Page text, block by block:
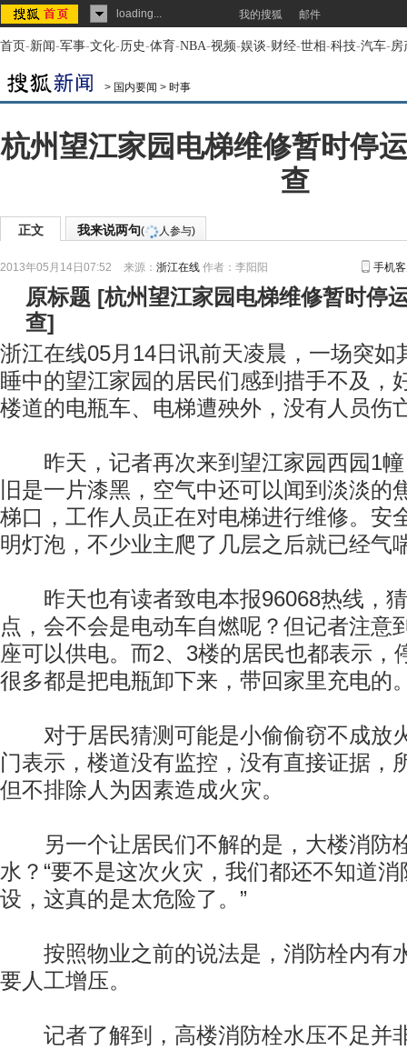
loading... 我的搜狐 邮件
首页-新闻-军事-文化-历史-体育-NBA-视频-娱谈-财经-世相-科技-汽车-房
> 国内要闻 > 时事
杭州望江家园电梯维修暂时停
查
正文 我来说两句( 人参与)
2013年05月14日07:52 来源： 浙江在线 作者：李阳阳 手机
原标题 [杭州望江家园电梯维修暂时停
查]
浙江在线05月14日讯前天凌晨，一场突如
睡中的望江家园的居民们感到措手不及，
楼道的电瓶车、电梯遭殃外，没有人员伤
昨天，记者再次来到望江家园西园1幢
旧是一片漆黑，空气中还可以闻到淡淡的
梯口，工作人员正在对电梯进行维修。安
明灯泡，不少业主爬了几层之后就已经气
昨天也有读者致电本报96068热线，猜
点，会不会是电动车自燃呢？但记者注意
座可以供电。而2、3楼的居民也都表示，
很多都是把电瓶卸下来，带回家里充电的
对于居民猜测可能是小偷偷窃不成放
门表示，楼道没有监控，没有直接证据，
但不排除人为因素造成火灾。
另一个让居民们不解的是，大楼消防
水？“要不是这次火灾，我们都还不知道
设，这真的是太危险了。”
按照物业之前的说法是，消防栓内有
要人工增压。
记者了解到，高楼消防栓水压不足并